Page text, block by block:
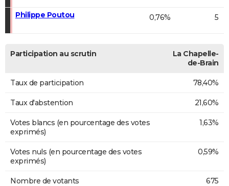
Philippe Poutou 0,76% 5
Participation au scrutin
La Chapelle-
de-Brain
Taux de participation 78,40%
Taux d'abstention 21,60%
Votes blancs (en pourcentage des votes
exprimés)
1,63%
Votes nuls (en pourcentage des votes
exprimés)
0,59%
Nombre de votants 675